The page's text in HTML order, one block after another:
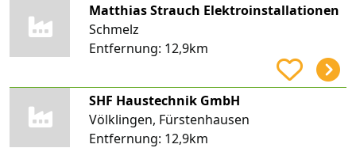
Matthias Strauch Elektroinstallationen
Schmelz
Entfernung: 12,9km
SHF Haustechnik GmbH
Völklingen, Fürstenhausen
Entfernung: 12,9km